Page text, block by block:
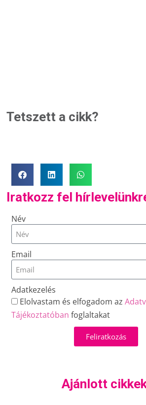
Tetszett a cikk?
Iratkozz fel
Név
Email
Adatkezelés
Elolvastam és elfogadom az
Tájékoztatóban foglaltakat
Feliratkozás
Ajánlott